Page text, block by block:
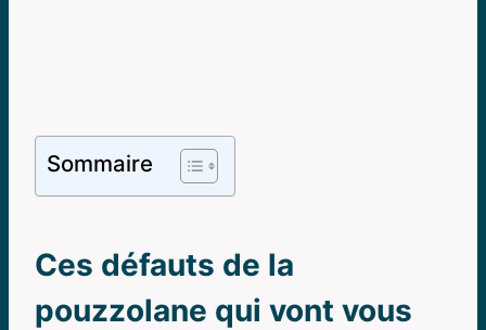
Sommaire
Ces défauts de la
pouzzolane qui vont vous